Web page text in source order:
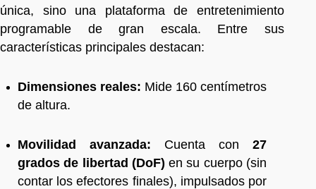
única, sino una plataforma de entretenimiento
programable de gran escala. Entre sus
características principales destacan:
Dimensiones reales: Mide 160 centímetros
de altura.
Movilidad avanzada: Cuenta con 27
grados de libertad (DoF) en su cuerpo (sin
contar los efectores finales), impulsados por